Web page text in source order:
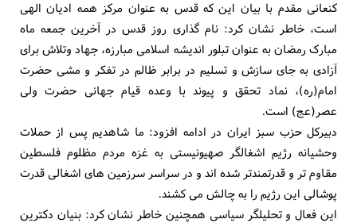
کنعانی مقدم با بیان این که قدس به عنوان مرکز همه ادیان الهی
است، خاطر نشان کرد: نام گذاری روز قدس در آخرین جمعه ماه
مبارک رمضان به عنوان تبلور اندیشه اسلامی مبارزه، جهاد وتلاش برای
آزادی به جای سازش و تسلیم در برابر ظالم در تفکر و مشی حضرت
امام(ره)، نماد تحقق و پیوند با وعده قیام جهانی حضرت ولی
عصر(عج) است.
دبیرکل حزب سبز ایران در ادامه افزود: ما شاهدیم پس از حملات
وحشیانه رژیم اشغالگر صهیونیستی به غزه مردم مظلوم فلسطین
مقاوم تر و قدرتمندتر شده اند و در سراسر سرزمین های اشغالی قدرت
پوشالی این رژیم را به چالش می کشند.
این فعال و تحلیلگر سیاسی همچنین خاطر نشان کرد: بنیان دکترین